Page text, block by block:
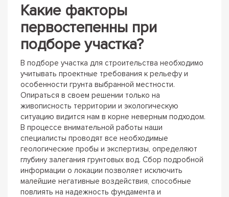
Какие факторы
первостепенны при
подборе участка?
В подборе участка для строительства необходимо
учитывать проектные требования к рельефу и
особенности грунта выбранной местности.
Опираться в своем решении только на
живописность территории и экологическую
ситуацию видится нам в корне неверным подходом.
В процессе внимательной работы наши
специалисты проводят все необходимые
геологические пробы и экспертизы, определяют
глубину залегания грунтовых вод. Сбор подробной
информации о локации позволяет исключить
малейшие негативные воздействия, способные
повлиять на надежность фундамента и